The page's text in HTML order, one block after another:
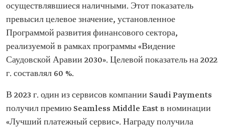
осуществлявшиеся наличными. Этот показатель
превысил целевое значение, установленное
Программой развития финансового сектора,
реализуемой в рамках программы «Видение
Саудовской Аравии 2030». Целевой показатель на 2022
г. составлял 60 %.
В 2023 г. один из сервисов компании Saudi Payments
получил премию Seamless Middle East в номинации
«Лучший платежный сервис». Награду получила